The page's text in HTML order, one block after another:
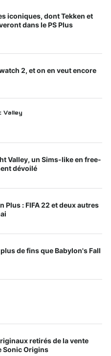
iconiques, dont Tekken et
dans le PS Plus
2, et on en veut encore
Valley
Valley, un Sims-like en free-
dévoilé
Plus : FIFA 22 et deux autres
de fins que Babylon's Fall
retirés de la vente
Sonic Origins